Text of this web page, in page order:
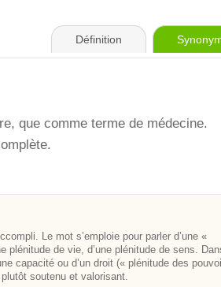
Définition
que comme terme de médecine.
Le mot s’emploie pour parler d’une «
plénitude de vie, d’une plénitude de sens.
capacité ou d’un droit (« plénitude des
soutenu et valorisant.